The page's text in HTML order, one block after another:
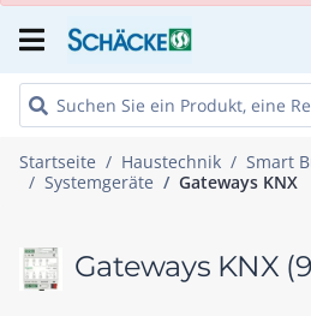
Startseite Haustechnik Smart
Systemgeräte
Gateways KNX
Gateways KNX